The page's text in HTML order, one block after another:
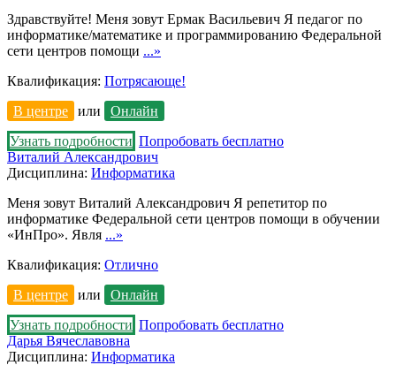
Здравствуйте! Меня зовут Ермак Васильевич Я педагог по
информатике/математике и программированию Федеральной
сети центров помощи ...»
Квалификация: Потрясающе!
В центре
или
Онлайн
Узнать подробности Попробовать бесплатно
Виталий Александрович
Дисциплина: Информатика
Меня зовут Виталий Александрович Я репетитор по
информатике Федеральной сети центров помощи в обучении
«ИнПро». Явля ...»
Квалификация: Отлично
В центре
или
Онлайн
Узнать подробности Попробовать бесплатно
Дарья Вячеславовна
Дисциплина: Информатика